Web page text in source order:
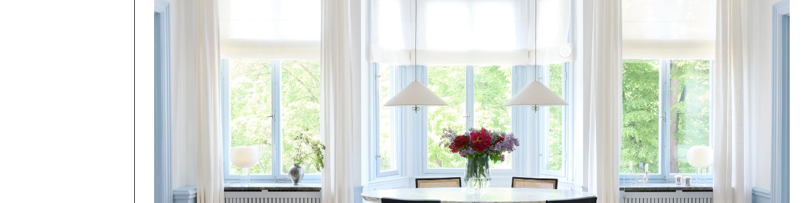
Cafégardin Veckad Tunn Linne